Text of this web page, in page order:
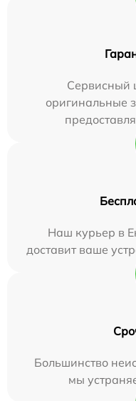
Сервисный
оригинальные
Наш курьер в
доставит ваше
Большинство
мы